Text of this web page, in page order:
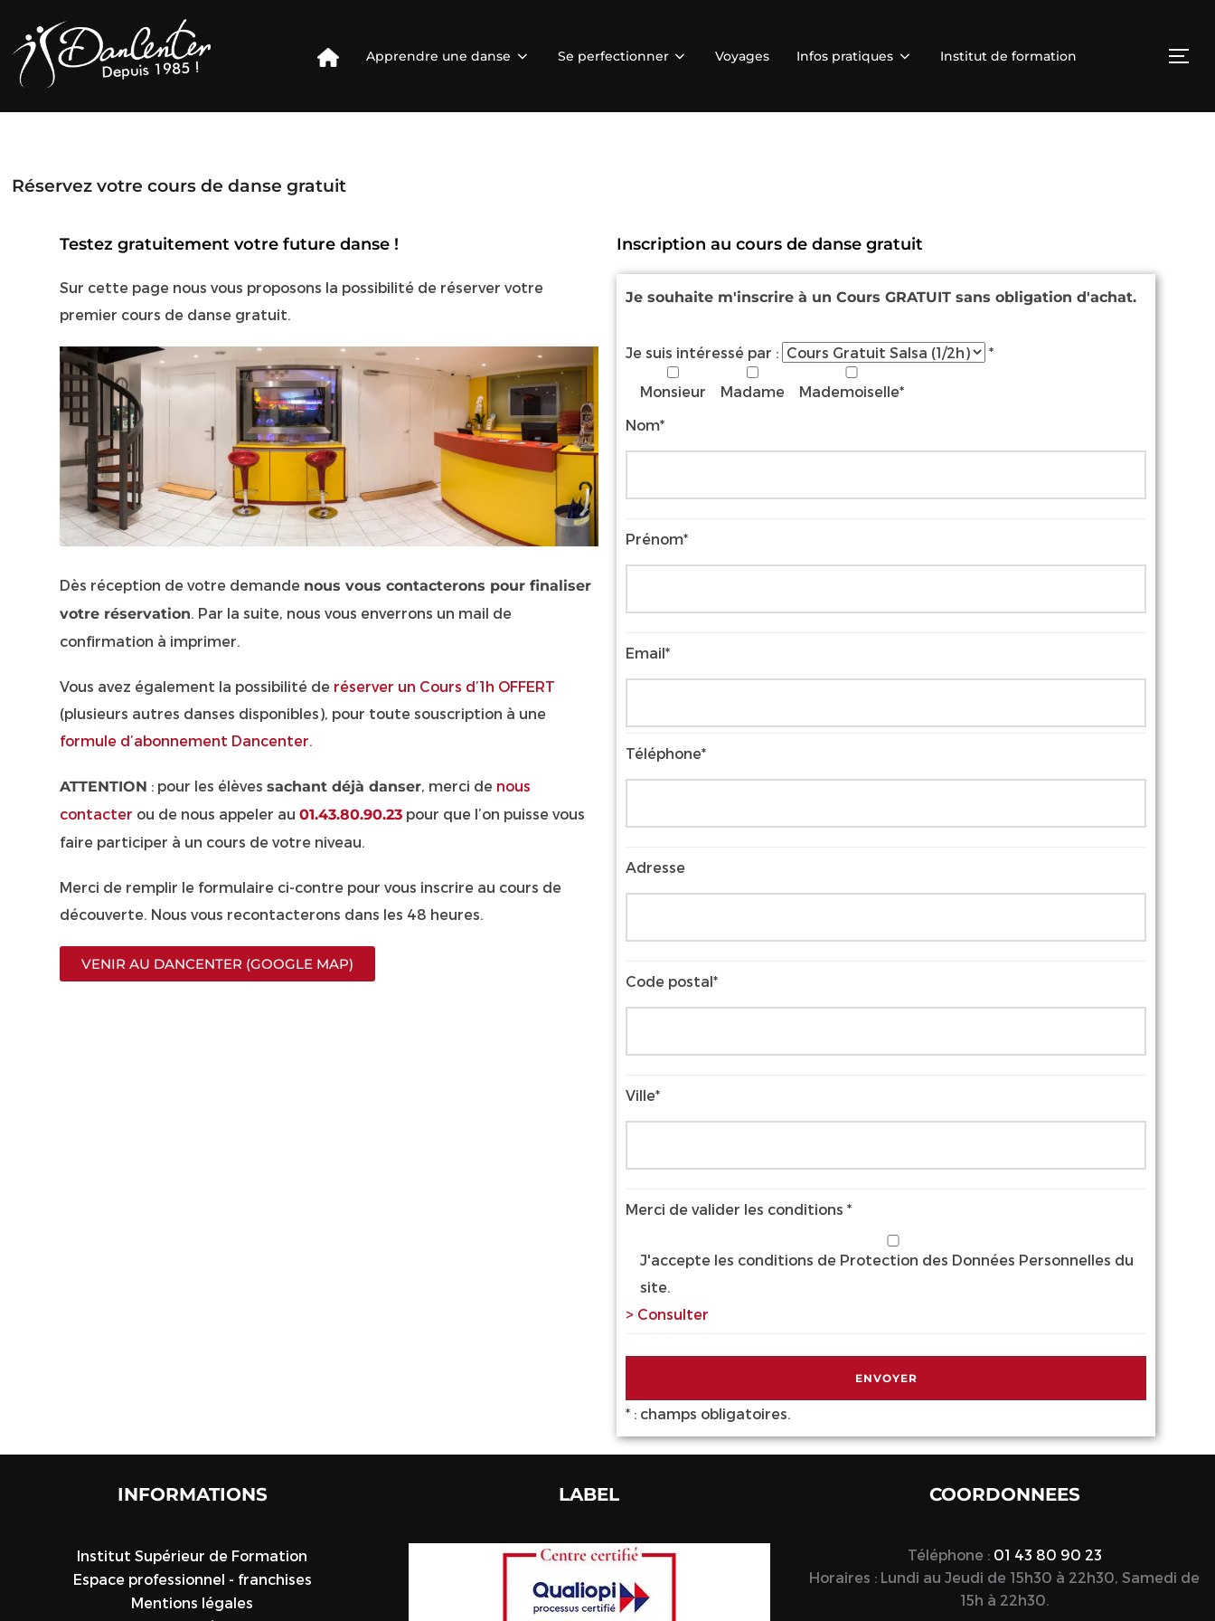
Apprendre une danse Se perfectionner Voyages Infos pratiques Institut de formation
Réservez votre cours de danse gratuit
Testez gratuitement votre future danse !
Sur cette page nous vous proposons la possibilité de réserver votre
premier cours de danse gratuit.
Dès réception de votre demande nous vous contacterons pour finaliser
votre réservation . Par la suite, nous vous enverrons un mail de
confirmation à imprimer.
Vous avez également la possibilité de réserver un Cours d’1h OFFERT
(plusieurs autres danses disponibles), pour toute souscription à une
formule d’abonnement Dancenter
ATTENTION : pour les élèves sachant déjà danser, merci de nous
contacter ou de nous appeler au 01.43.80.90.23pour que l’on puisse vous
faire participer à un cours de votre niveau.
Merci de remplir le formulaire ci-contre pour vous inscrire au cours de
découverte. Nous vous recontacterons dans les 48 heures.
VENIR AU DANCENTER (GOOGLE MAP)
Inscription au cours de danse gratuit
Je souhaite m'inscrire à un Cours GRATUIT sans obligation d'achat.
Je suis intéressé par : *
Monsieur Madame
Mademoiselle*
Nom*
Prénom*
Email*
Téléphone*
Adresse
Code postal*
Ville*
Merci de valider les conditions *
J'accepte les conditions de Protection des Données Personnelles du
site.
> Consulter
* : champs obligatoires.
INFORMATIONS
Institut Supérieur de Formation
Espace professionnel - franchises
Mentions légales
LABEL COORDONNEES
Téléphone : 01 43 80 90 23
Horaires : Lundi au Jeudi de 15h30 à 22h30, Samedi de
15h à 22h30.